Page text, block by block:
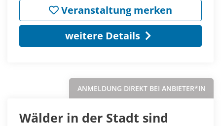
Veranstaltung merken
weitere Details
ANMELDUNG DIREKT BEI ANBIETER*IN
Wälder in der Stadt sind